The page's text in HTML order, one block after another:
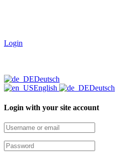
Login
Deutsch
English
Deutsch
Login with your site account